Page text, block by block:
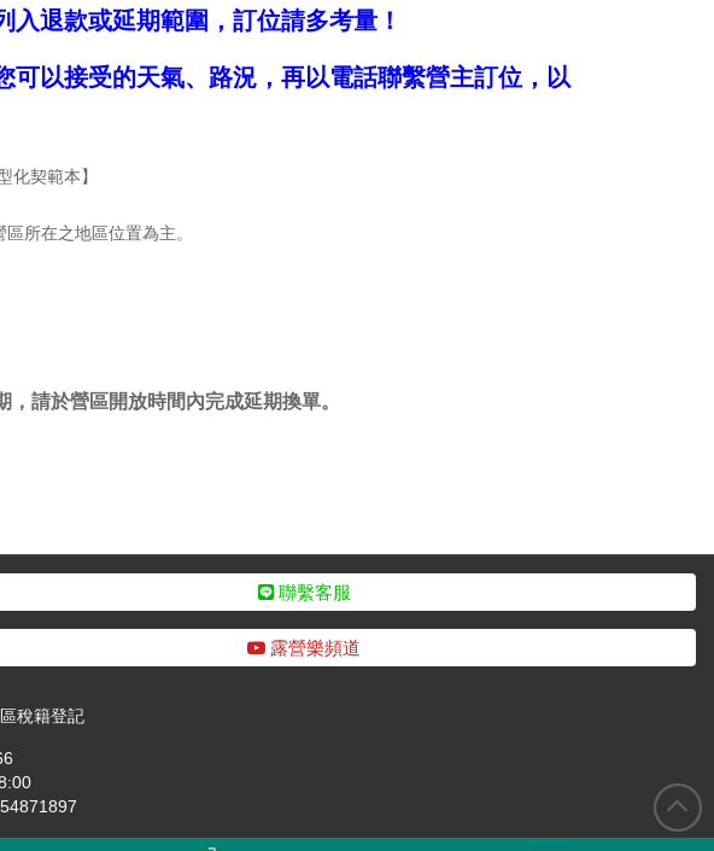
退款或延期範圍，訂位請多考量！
以接受的天氣、路況，再以電話聯繫營主訂位，以
化契範本】
所在之地區位置為主。
請於營區開放時間內完成延期換單。
聯繫客服
露營樂頻道
稅籍登記